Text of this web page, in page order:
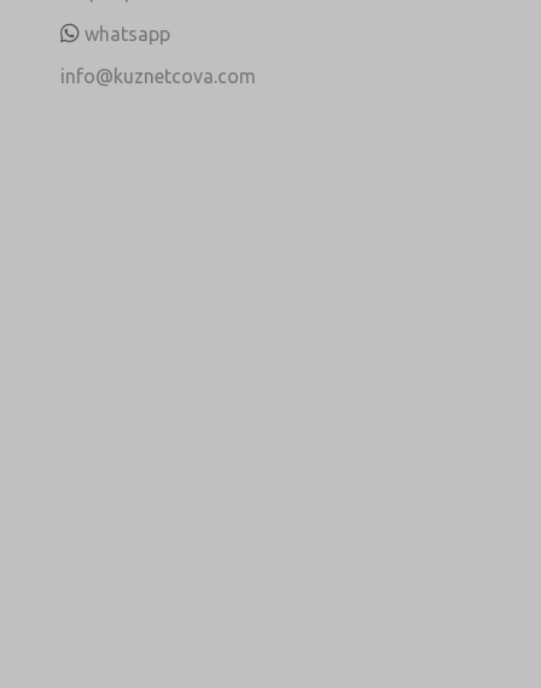
whatsapp
info@kuznetcova.com